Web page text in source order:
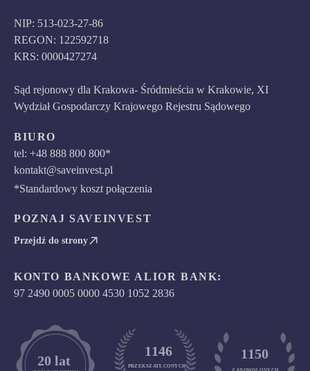
NIP: 513-023-27-86
REGON: 122592718
KRS: 0000427274
Sąd rejonowy dla Krakowa- Śródmieścia w Krakowie, XI
Wydział Gospodarczy Krajowego Rejestru Sądowego
BIURO
tel: +48 888 800 800*
kontakt@saveinvest.pl
*Standardowy koszt połączenia
POZNAJ SAVEINVEST
Przejdź do strony
KONTO BANKOWE ALIOR BANK:
97 2490 0005 0000 4530 1052 2836
	20 lat
1146
PRZEKSZATŁCONYCH
1150